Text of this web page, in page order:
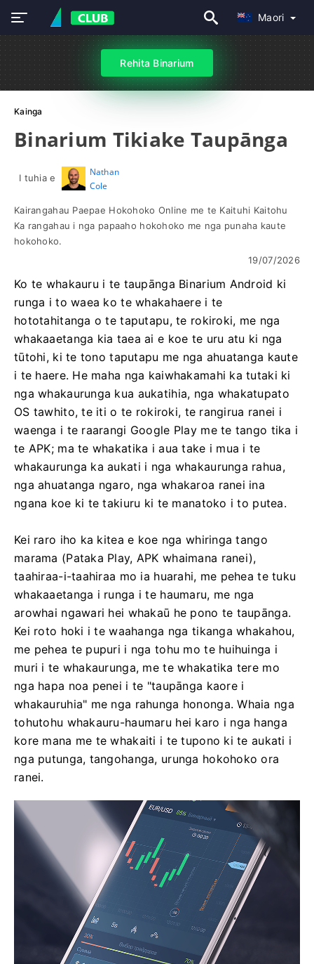
Maori
Rehita Binarium
Kainga
Binarium Tikiake Taupānga
I tuhia e
Nathan
Cole
Kairangahau Paepae Hokohoko Online me te Kaituhi Kaitohu
Ka rangahau i nga papaaho hokohoko me nga punaha kaute
hokohoko.
19/07/2026
Ko te whakauru i te taupānga Binarium Android ki
runga i to waea ko te whakahaere i te
hototahitanga o te taputapu, te rokiroki, me nga
whakaaetanga kia taea ai e koe te uru atu ki nga
tūtohi, ki te tono taputapu me nga ahuatanga kaute
i te haere. He maha nga kaiwhakamahi ka tutaki ki
nga whakaurunga kua aukatihia, nga whakatupato
OS tawhito, te iti o te rokiroki, te rangirua ranei i
waenga i te raarangi Google Play me te tango tika i
te APK; ma te whakatika i aua take i mua i te
whakaurunga ka aukati i nga whakaurunga rahua,
nga ahuatanga ngaro, nga whakaroa ranei ina
ngana koe ki te takiuru ki te manatoko i to putea.
Kei raro iho ka kitea e koe nga whiringa tango
marama (Pataka Play, APK whaimana ranei),
taahiraa-i-taahiraa mo ia huarahi, me pehea te tuku
whakaaetanga i runga i te haumaru, me nga
arowhai ngawari hei whakaū he pono te taupānga.
Kei roto hoki i te waahanga nga tikanga whakahou,
me pehea te pupuri i nga tohu mo te huihuinga i
muri i te whakaurunga, me te whakatika tere mo
nga hapa noa penei i te "taupānga kaore i
whakauruhia" me nga rahunga hononga. Whaia nga
tohutohu whakauru-haumaru hei karo i nga hanga
kore mana me te whakaiti i te tupono ki te aukati i
nga putunga, tangohanga, urunga hokohoko ora
ranei.